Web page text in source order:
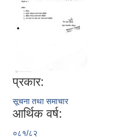
प्रकार:
सूचना तथा समाचार
आर्थिक वर्ष:
०८१/८२